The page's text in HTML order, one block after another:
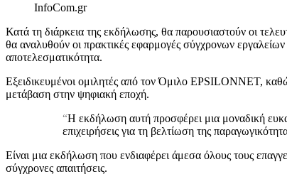
InfoCom.gr
Κατά τη διάρκεια της εκδήλωσης, θα παρουσιαστούν οι
θα αναλυθούν οι πρακτικές εφαρμογές σύγχρονων
αποτελεσματικότητα.
Εξειδικευμένοι ομιλητές από τον Όμιλο EPSILONNET,
μετάβαση στην ψηφιακή εποχή.
“Η εκδήλωση αυτή προσφέρει μια μοναδική
επιχειρήσεις για τη βελτίωση της
Είναι μια εκδήλωση που ενδιαφέρει άμεσα όλους τους
σύγχρονες απαιτήσεις.